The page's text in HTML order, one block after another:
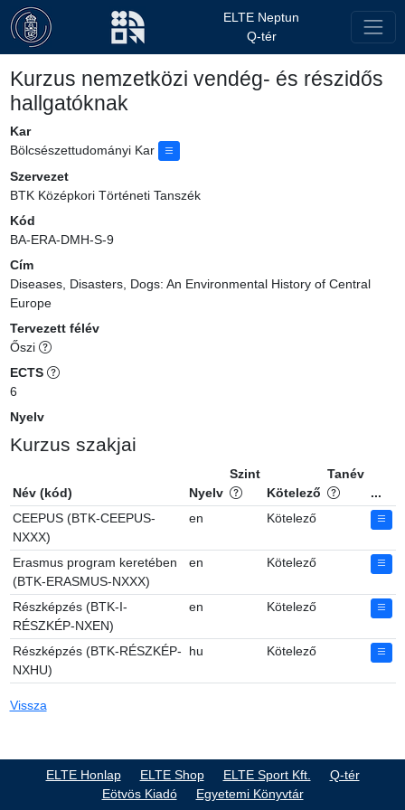
ELTE Neptun
Q-tér
Kurzus nemzetközi vendég- és részidős
hallgatóknak
Kar
Bölcsészettudományi Kar
Szervezet
BTK Középkori Történeti Tanszék
Kód
BA-ERA-DMH-S-9
Cím
Diseases, Disasters, Dogs: An Environmental History of Central
Europe
Tervezett félév
Őszi
ECTS
6
Nyelv
Kurzus szakjai
Név (kód) Nyelv
Szint
Kötelező
Tanév
...
CEEPUS (BTK-CEEPUS-
NXXX)
en Kötelező
Erasmus program keretében
(BTK-ERASMUS-NXXX)
en Kötelező
Részképzés (BTK-I-
RÉSZKÉP-NXEN)
en Kötelező
Részképzés (BTK-RÉSZKÉP-
NXHU)
hu Kötelező
Vissza
ELTE Honlap ELTE Shop ELTE Sport Kft.
Q-tér
Eötvös Kiadó
Egyetemi Könyvtár